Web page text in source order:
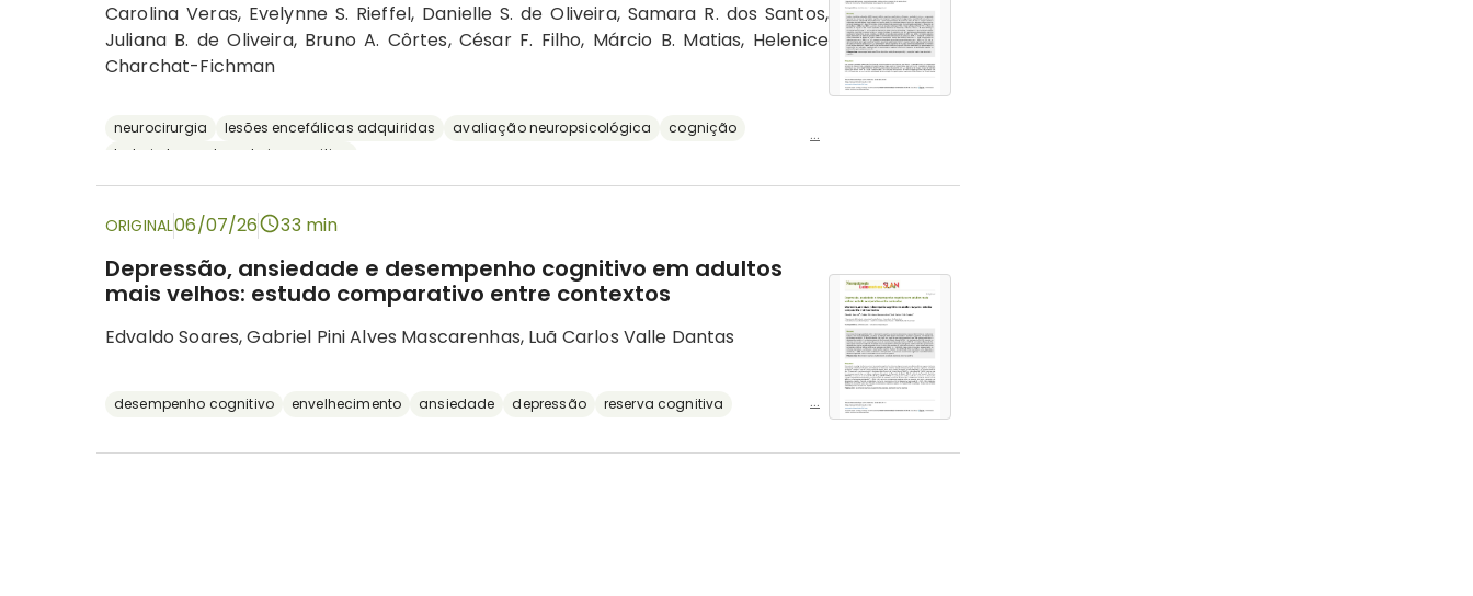
Carolina Veras, Evelynne S. Rieffel, Danielle S. de Oliveira, Samara R. dos Santos,
Juliana B. de Oliveira, Bruno A. Côrtes, César F. Filho, Márcio B. Matias, Helenice
Charchat-Fichman
neurocirurgia lesões encefálicas adquiridas avaliação neuropsicológica
cognição
bateria breve de rastreio cognitivo
...
ORIGINAL06/07/26 33 min
Depressão, ansiedade e desempenho cognitivo em adultos
mais velhos: estudo comparativo entre contextos
Edvaldo Soares, Gabriel Pini Alves Mascarenhas, Luã Carlos Valle Dantas
desempenho cognitivo envelhecimento ansiedade depressão reserva cognitiva ...